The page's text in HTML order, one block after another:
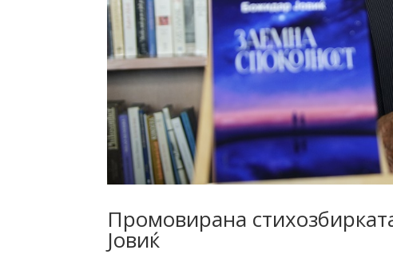
Промовирана
Јовиќ